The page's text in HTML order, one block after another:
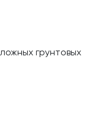
грунтовых